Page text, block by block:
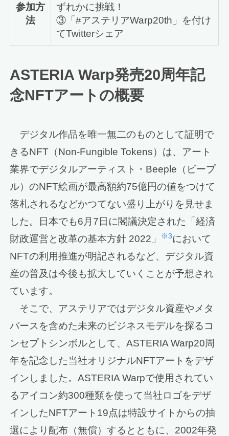
参加方
法
ずれかに挑戦！
③「#アステリアWarp20th」を付け
てTwitterシェア
ASTERIA Warp発売20周年記
念NFTアートの概要
デジタル作品を唯一無二のものとして証明で
きるNFT（Non-Fungible Tokens）は、アート
業界でデジタルアーティスト・Beeple（ビープ
ル）のNFT絵画が最高額約75億円の値をつけて
落札されるなどかつてない盛り上がりを見せま
した。日本でも6月7日に閣議決定された「経済
財政運営と改革の基本方針 2022」
※3において
NFTの利用推進が明記されるなど、デジタル資
産の普及は今後も拡大していくことが予想され
ています。
そこで、アステリアではデジタル資産やメタ
バースを含めた未来のビジネスモデルを探るコ
ンセプトシンボルとして、ASTERIA Warp20周
年を記念した当社オリジナルNFTアートをデザ
インしました。ASTERIA Warpで使用されてい
るアイコン約300種類を使って当社ロゴをデザ
インしたNFTアート19点は特設サイトからの抽
選により配布（無償）するとともに、2002年発